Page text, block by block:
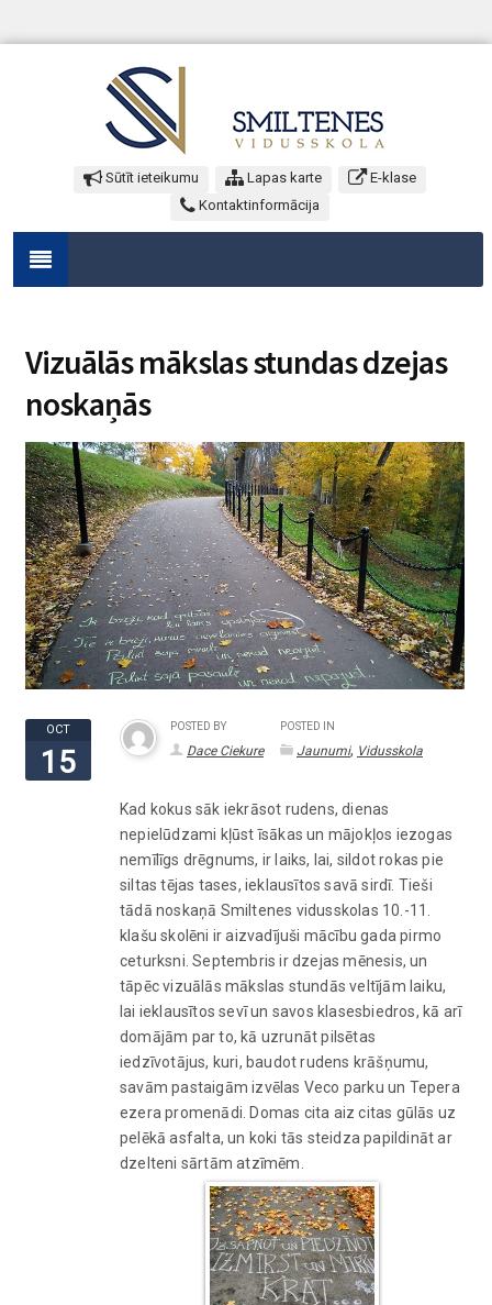
Sūtīt ieteikumu Lapas karte
E-klase
Kontaktinformācija
Vizuālās mākslas stundas dzejas
noskaņās
OCT
15
POSTED BY
Dace Ciekure
POSTED IN
Jaunumi, Vidusskola
Kad kokus sāk iekrāsot rudens, dienas
nepielūdzami kļūst īsākas un mājokļos iezogas
nemīlīgs drēgnums, ir laiks, lai, sildot rokas pie
siltas tējas tases, ieklausītos savā sirdī. Tieši
tādā noskaņā Smiltenes vidusskolas 10.-11.
klašu skolēni ir aizvadījuši mācību gada pirmo
ceturksni. Septembris ir dzejas mēnesis, un
tāpēc vizuālās mākslas stundās veltījām laiku,
lai ieklausītos sevī un savos klasesbiedros, kā arī
domājām par to, kā uzrunāt pilsētas
iedzīvotājus, kuri, baudot rudens krāšņumu,
savām pastaigām izvēlas Veco parku un Tepera
ezera promenādi. Domas cita aiz citas gūlās uz
pelēkā asfalta, un koki tās steidza papildināt ar
dzelteni sārtām atzīmēm.